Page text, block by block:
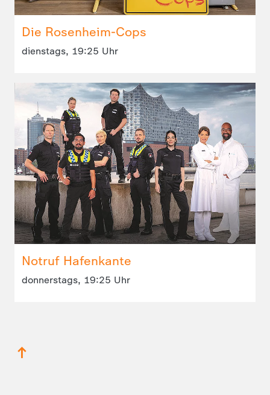
Die Rosenheim-Cops
dienstags, 19:25 Uhr
Notruf Hafenkante
donnerstags, 19:25 Uhr